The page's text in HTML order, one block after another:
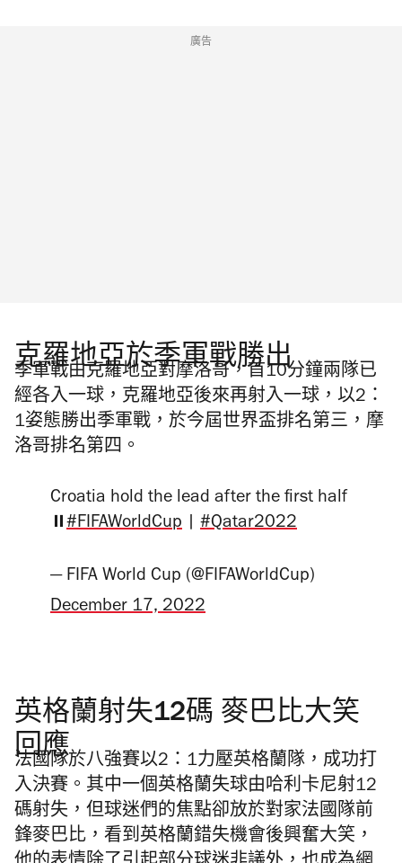
廣告
克羅地亞於季軍戰勝出
季軍戰由克羅地亞對摩洛哥，首10分鐘兩隊已
經各入一球，克羅地亞後來再射入一球，以2：
1姿態勝出季軍戰，於今屆世界盃排名第三，摩
洛哥排名第四。
Croatia hold the lead after the first half
⏸️ #FIFAWorldCup #Qatar2022
— FIFA World Cup (@FIFAWorldCup)
December 17, 2022
英格蘭射失12碼 麥巴比大笑
回應
法國隊於八強賽以2：1力壓英格蘭隊，成功打
入決賽。其中一個英格蘭失球由哈利卡尼射12
碼射失，但球迷們的焦點卻放於對家法國隊前
鋒麥巴比，看到英格蘭錯失機會後興奮大笑，